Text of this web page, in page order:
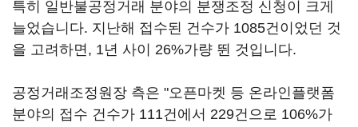
특히 일반불공정거래 분야의 분쟁조정 신청이 크게
늘었습니다. 지난해 접수된 건수가 1085건이었던 것
을 고려하면, 1년 사이 26%가량 뛴 것입니다.
공정거래조정원장 측은 "오픈마켓 등 온라인플랫폼
분야의 접수 건수가 111건에서 229건으로 106%가